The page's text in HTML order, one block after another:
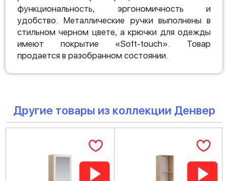
функциональность, эргономичность и
удобство. Металлические ручки выполнены в
стильном черном цвете, а крючки для одежды
имеют покрытие «Soft-touch». Товар
продается в разобранном состоянии.
Другие товары из коллекции Денвер